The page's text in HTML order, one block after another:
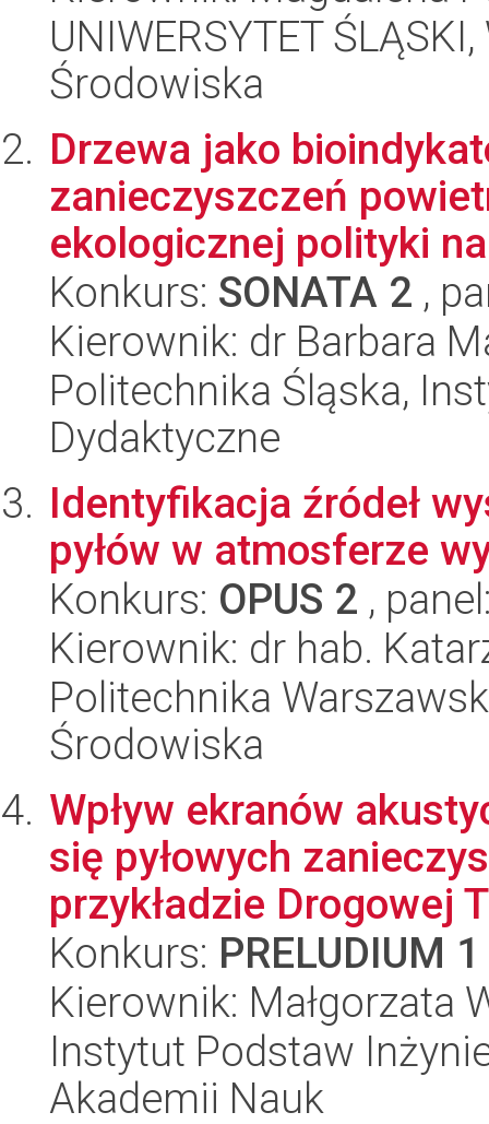
UNIWERSYTET
Środowiska
Drzewa jako
zanieczyszczeń
ekologicznej polityki
Konkurs: SONATA 2 ,
Kierownik: dr Barbara
Politechnika Śląska,
Dydaktyczne
Identyfikacja źródeł
pyłów w atmosferze
Konkurs: OPUS 2 ,
Kierownik: dr hab.
Politechnika
Środowiska
Wpływ ekranów
się pyłowych
przykładzie Drogowej
Konkurs: PRELUDIUM 1
Kierownik: Małgorzata
Instytut Podstaw
Akademii Nauk